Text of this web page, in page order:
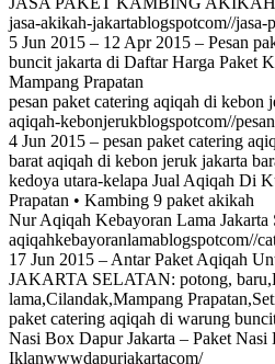
jasa-akikah-jakartablogspotcom//
5 Jun 2015 – 12 Apr 2015 – Pesan
buncit jakarta di Daftar Harga Paket
Mampang Prapatan
pesan paket catering aqiqah di kebon
aqiqah-kebonjerukblogspotcom//
4 Jun 2015 – pesan paket catering
barat aqiqah di kebon jeruk jakarta
kedoya utara-kelapa Jual Aqiqah Di
Prapatan • Kambing 9 paket akikah
Nur Aqiqah Kebayoran Lama Jakarta
aqiqahkebayoranlamablogspotcom//
17 Jun 2015 – Antar Paket Aqiqah
JAKARTA SELATAN: potong,
lama,Cilandak,Mampang
paket catering aqiqah di warung
Nasi Box Dapur Jakarta – Paket Nasi
Iklanwwwdapurjakartacom/‎